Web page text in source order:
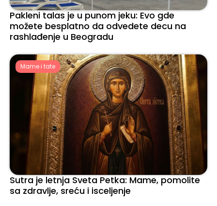
Pakleni talas je u punom jeku: Evo gde
možete besplatno da odvedete decu na
rashlađenje u Beogradu
Mame i tate
Sutra je letnja Sveta Petka: Mame, pomolite
sa zdravlje, sreću i isceljenje